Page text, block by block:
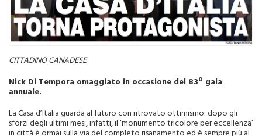
CITTADINO CANADESE
Nick Di Tempora omaggiato in occasione del 83º gala
annuale.
La Casa d’Italia guarda al futuro con ritrovato ottimismo: dopo gli
sforzi degli ultimi mesi, infatti, il ‘monumento tricolore per eccellenza’
in città è ormai sulla via del completo risanamento ed è sempre più al